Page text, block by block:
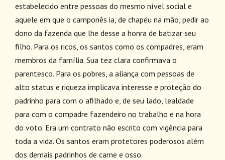
estabelecido entre pessoas do mesmo nível social e
aquele em que o camponês ia, de chapéu na mão, pedir ao
dono da fazenda que lhe desse a honra de batizar seu
filho. Para os ricos, os santos como os compadres, eram
membros da família. Sua tez clara confirmava o
parentesco. Para os pobres, a aliança com pessoas de
alto status e riqueza implicava interesse e proteção do
padrinho para com o afilhado e, de seu lado, lealdade
para com o compadre fazendeiro no trabalho e na hora
do voto. Era um contrato não escrito com vigência para
toda a vida. Os santos eram protetores poderosos além
dos demais padrinhos de carne e osso.